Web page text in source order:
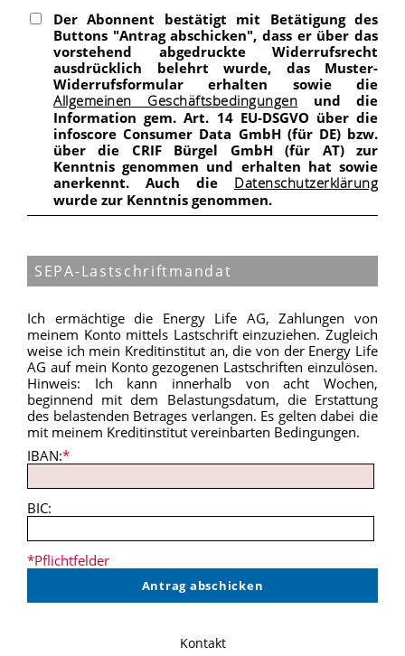
Der Abonnent bestätigt mit Betätigung des
Buttons "Antrag abschicken", dass er über das
vorstehend abgedruckte Widerrufsrecht
ausdrücklich belehrt wurde, das Muster-
Widerrufsformular erhalten sowie die
Allgemeinen Geschäftsbedingungen und die
Information gem. Art. 14 EU-DSGVO über die
infoscore Consumer Data GmbH (für DE) bzw.
über die CRIF Bürgel GmbH (für AT) zur
Kenntnis genommen und erhalten hat sowie
anerkennt. Auch die Datenschutzerklärung
wurde zur Kenntnis genommen.
SEPA-Lastschriftmandat
Ich ermächtige die Energy Life AG, Zahlungen von
meinem Konto mittels Lastschrift einzuziehen. Zugleich
weise ich mein Kreditinstitut an, die von der Energy Life
AG auf mein Konto gezogenen Lastschriften einzulösen.
Hinweis: Ich kann innerhalb von acht Wochen,
beginnend mit dem Belastungsdatum, die Erstattung
des belastenden Betrages verlangen. Es gelten dabei die
mit meinem Kreditinstitut vereinbarten Bedingungen.
IBAN:*
BIC:
*Pflichtfelder
Kontakt